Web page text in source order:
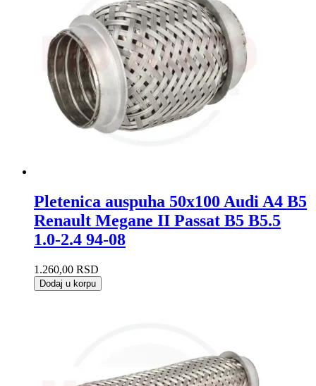
Pletenica auspuha 50x100 Audi A4 B5
Renault Megane II Passat B5 B5.5
1.0-2.4 94-08
1.260,00 RSD
Dodaj u korpu